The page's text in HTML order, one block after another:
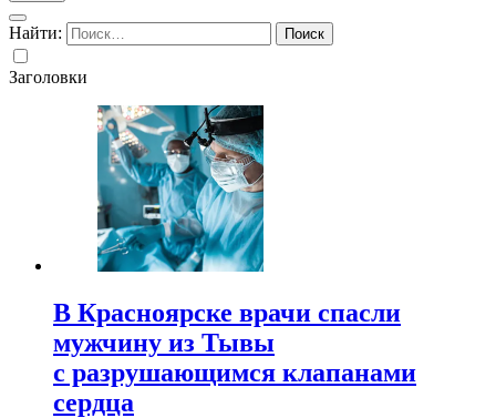
Найти:
Заголовки
В Красноярске врачи спасли
мужчину из Тывы
с разрушающимся клапанами
сердца